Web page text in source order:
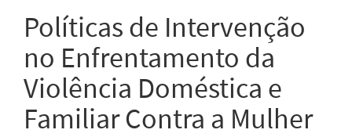
Políticas de Intervenção
no Enfrentamento da
Violência Doméstica e
Familiar Contra a Mulher